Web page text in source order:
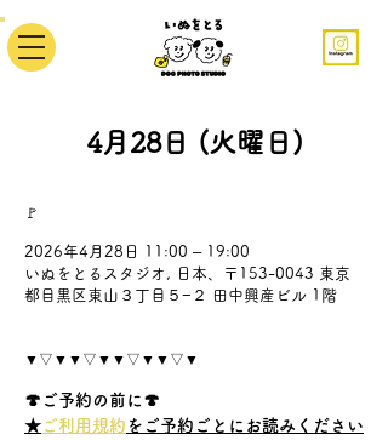
4月28日 (火曜日)
🚩
2026年4月28日 11:00 – 19:00
いぬをとるスタジオ, 日本、〒153-0043 東京
都目黒区東山３丁目５−２ 田中興産ビル 1階
▼▽▼▼▽▼▼▽▼▼▽▼
🍄ご予約の前に🍄
★ ご利用規約 をご予約ごとにお読みください